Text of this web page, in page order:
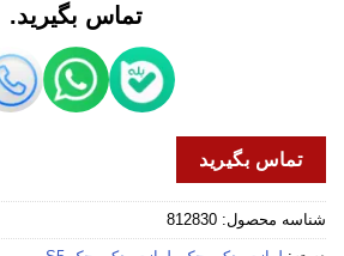
تماس بگیرید.
تماس بگیرید
شناسه محصول: 812830